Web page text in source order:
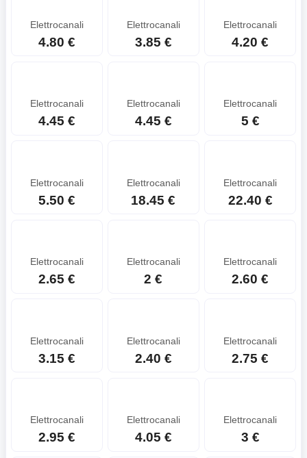
Elettrocanali
4.80 €
Elettrocanali
3.85 €
Elettrocanali
4.20 €
Elettrocanali
4.45 €
Elettrocanali
4.45 €
Elettrocanali
5 €
Elettrocanali
5.50 €
Elettrocanali
18.45 €
Elettrocanali
22.40 €
Elettrocanali
2.65 €
Elettrocanali
2 €
Elettrocanali
2.60 €
Elettrocanali
3.15 €
Elettrocanali
2.40 €
Elettrocanali
2.75 €
Elettrocanali
2.95 €
Elettrocanali
4.05 €
Elettrocanali
3 €